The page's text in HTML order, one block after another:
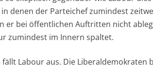
denen der Parteichef zumindest
er bei öffentlichen Auftritten nicht
zumindest im Innern spaltet.
Labour aus. Die Liberaldemokraten